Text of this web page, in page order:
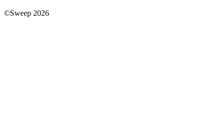
©Sweep 2026